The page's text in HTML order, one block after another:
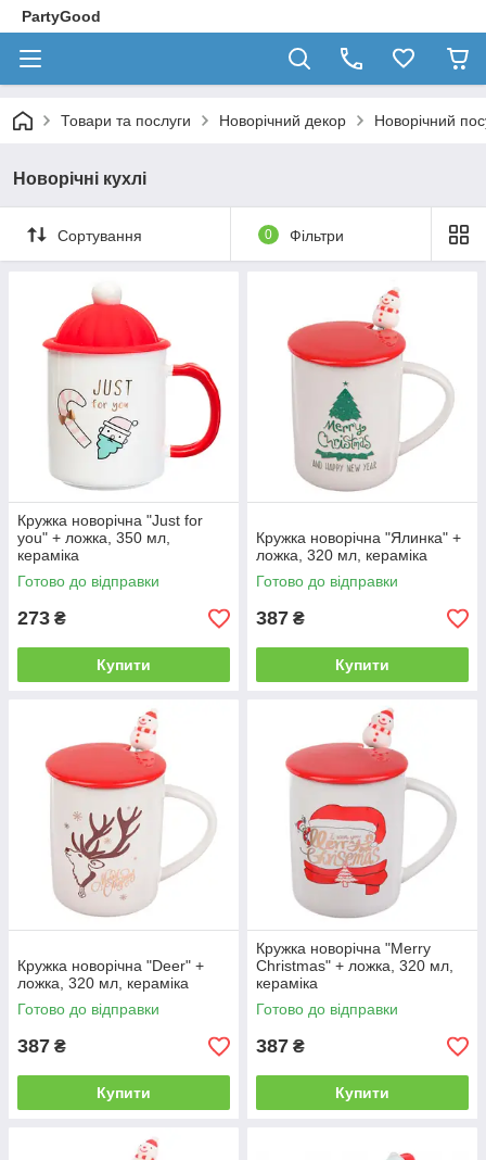
PartyGood
Товари та послуги Новорічний декор Новорічний
Новорічні кухлі
Сортування 0 Фільтри
Кружка новорічна "Just for
you" + ложка, 350 мл,
кераміка
Готово до відправки
273 ₴
Купити
Кружка новорічна "Ялинка" +
ложка, 320 мл, кераміка
Готово до відправки
387 ₴
Купити
Кружка новорічна "Deer" +
ложка, 320 мл, кераміка
Готово до відправки
387 ₴
Купити
Кружка новорічна "Merry
Christmas" + ложка, 320 мл,
кераміка
Готово до відправки
387 ₴
Купити